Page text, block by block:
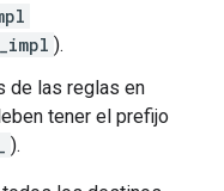
).
de las reglas en
tener el prefijo
).